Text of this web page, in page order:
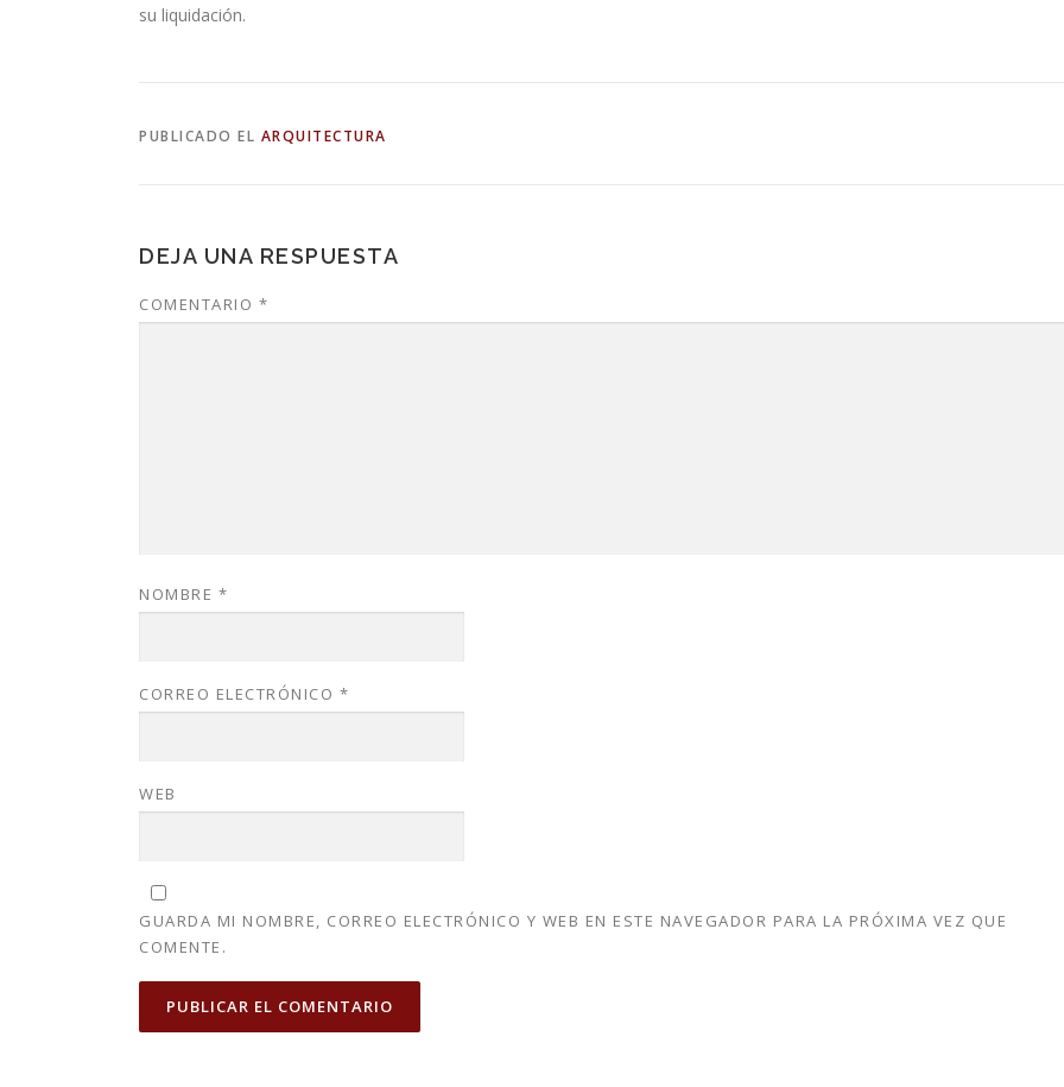
su liquidación.
PUBLICADO EL ARQUITECTURA
DEJA UNA RESPUESTA
COMENTARIO *
NOMBRE *
CORREO ELECTRÓNICO *
WEB
GUARDA MI NOMBRE, CORREO ELECTRÓNICO Y WEB EN ESTE NAVEGADOR PARA LA PRÓXIMA VEZ QUE
COMENTE.